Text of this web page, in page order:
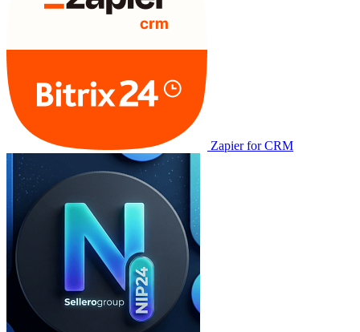
Zapier for CRM